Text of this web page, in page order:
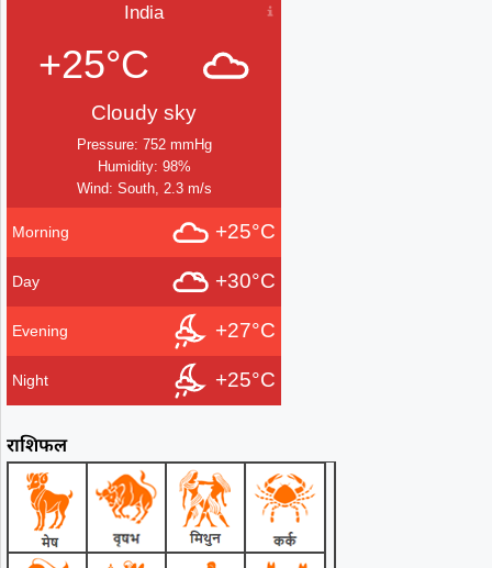
India
+25°C
Cloudy sky
Pressure: 752 mmHg
Humidity: 98%
Wind: South, 2.3 m/s
Morning +25°C
Day +30°C
Evening +27°C
Night +25°C
राशिफल